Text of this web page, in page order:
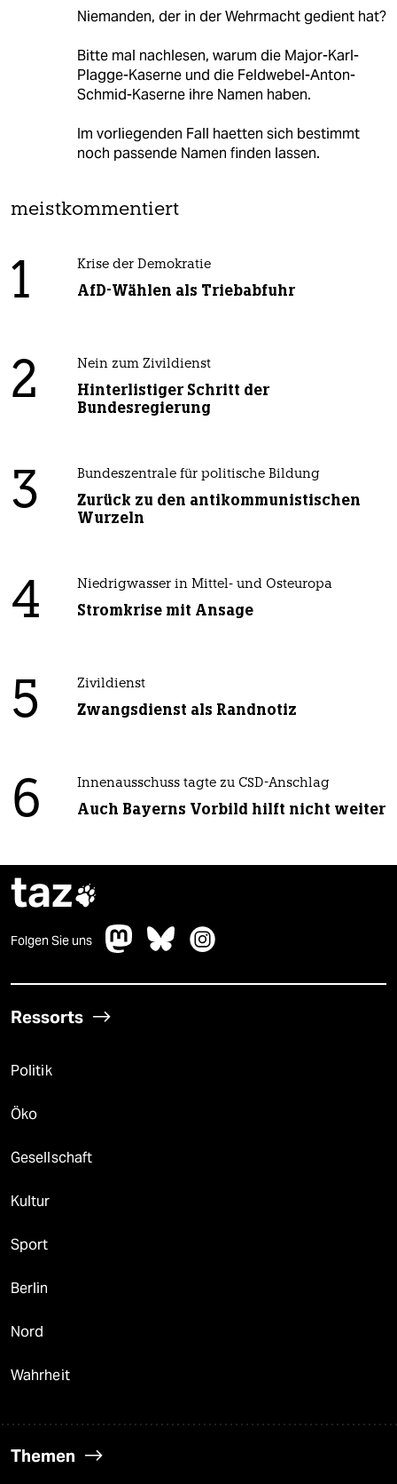
Niemanden, der in der Wehrmacht gedient hat?
Bitte mal nachlesen, warum die Major-Karl-
Plagge-Kaserne und die Feldwebel-Anton-
Schmid-Kaserne ihre Namen haben.
Im vorliegenden Fall haetten sich bestimmt
noch passende Namen finden lassen.
meistkommentiert
1 Krise der Demokratie
AfD-Wählen als Triebabfuhr
2 Nein zum Zivildienst
Hinterlistiger Schritt der
Bundesregierung
3 Bundeszentrale für politische Bildung
Zurück zu den antikommunistischen
Wurzeln
4 Niedrigwasser in Mittel- und Osteuropa
Stromkrise mit Ansage
5 Zivildienst
Zwangsdienst als Randnotiz
6 Innenausschuss tagte zu CSD-Anschlag
Auch Bayerns Vorbild hilft nicht weiter
taz
Folgen Sie uns
Ressorts
Politik
Öko
Gesellschaft
Kultur
Sport
Berlin
Nord
Wahrheit
Themen